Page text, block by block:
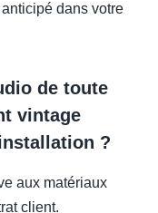
dans votre
de toute
vintage
?
aux matériaux
client.